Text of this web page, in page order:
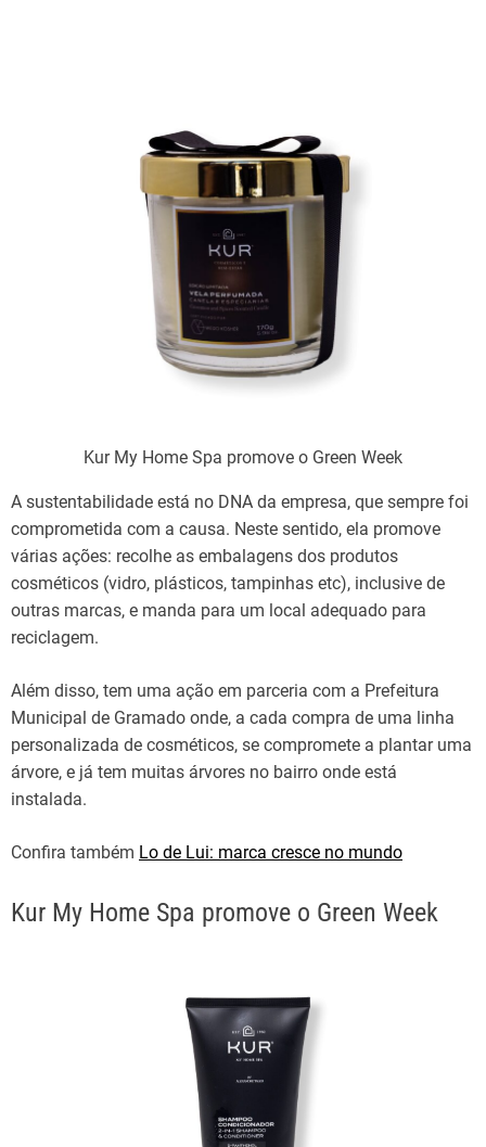
Kur My Home Spa promove o Green Week
A sustentabilidade está no DNA da empresa, que sempre foi
comprometida com a causa. Neste sentido, ela promove
várias ações: recolhe as embalagens dos produtos
cosméticos (vidro, plásticos, tampinhas etc), inclusive de
outras marcas, e manda para um local adequado para
reciclagem.
Além disso, tem uma ação em parceria com a Prefeitura
Municipal de Gramado onde, a cada compra de uma linha
personalizada de cosméticos, se compromete a plantar uma
árvore, e já tem muitas árvores no bairro onde está
instalada.
Confira também Lo de Lui: marca cresce no mundo
Kur My Home Spa promove o Green Week